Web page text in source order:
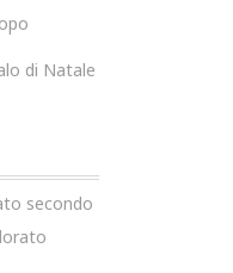
di Natale
secondo